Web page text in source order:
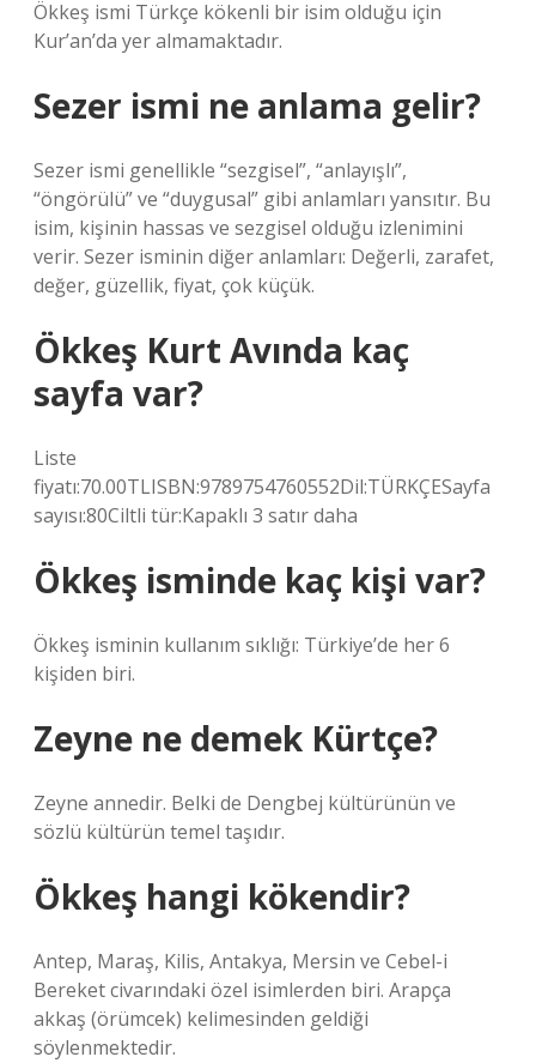
Ökkeş ismi Türkçe kökenli bir isim olduğu için
Kur’an’da yer almamaktadır.
Sezer ismi ne anlama gelir?
Sezer ismi genellikle “sezgisel”, “anlayışlı”,
“öngörülü” ve “duygusal” gibi anlamları yansıtır. Bu
isim, kişinin hassas ve sezgisel olduğu izlenimini
verir. Sezer isminin diğer anlamları: Değerli, zarafet,
değer, güzellik, fiyat, çok küçük.
Ökkeş Kurt Avında kaç
sayfa var?
Liste
fiyatı:70.00TLISBN:9789754760552Dil:TÜRKÇESayfa
sayısı:80Ciltli tür:Kapaklı 3 satır daha
Ökkeş isminde kaç kişi var?
Ökkeş isminin kullanım sıklığı: Türkiye’de her 6
kişiden biri.
Zeyne ne demek Kürtçe?
Zeyne annedir. Belki de Dengbej kültürünün ve
sözlü kültürün temel taşıdır.
Ökkeş hangi kökendir?
Antep, Maraş, Kilis, Antakya, Mersin ve Cebel-i
Bereket civarındaki özel isimlerden biri. Arapça
akkaş (örümcek) kelimesinden geldiği
söylenmektedir.